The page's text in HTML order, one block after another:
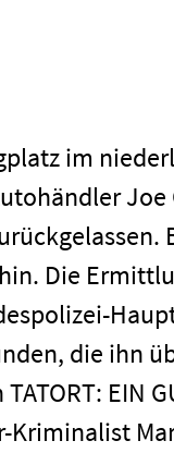
im
Die
die ihn
EIN
Kriminalist